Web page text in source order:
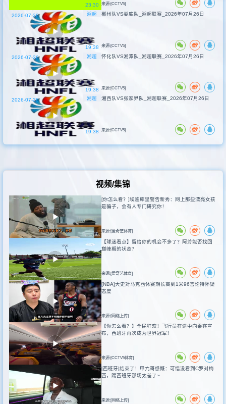
23:30 来源:[CCTV5]
湘超
19:38
2026-07-26 郴州队VS娄底队_湘超联赛_2026年07月26日
来源:[CCTV5]
湘超
19:38
2026-07-26 怀化队VS湘潭队_湘超联赛_2026年07月26日
来源:[CCTV5]
湘超
19:38
2026-07-26 湘西队VS张家界队_湘超联赛_2026年07月26日
来源:[CCTV5]
视频/集锦
[你怎么看？]埃迪库里警告新秀：网上那些漂亮女孩
是骗子，会有人专门研究你！
来源:[爱奇艺体育]
【球迷看点】留给你的机会不多了？阿芳能否找回
巅峰期的状态？
来源:[爱奇艺体育]
[NBA]大史对马克西休赛期长高到1米96言论持怀疑
态度
来源:[网络上传]
【你怎么看？】全民狂欢！飞行员在途中向乘客宣
布，西班牙再次成为世界冠军！
来源:[CCTV5体育]
[西班牙]结束了！甲亢哥感慨：可惜没看到C罗对梅
西，踢西班牙那场太差了~
来源:[网络上传]